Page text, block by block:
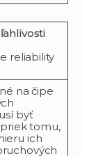
reliability
na čipe
byť
tomu,
ich